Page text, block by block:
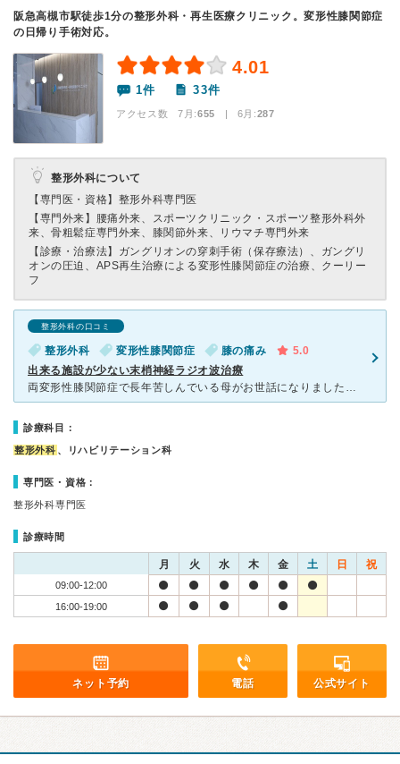
阪急高槻市駅徒歩1分の整形外科・再生医療クリニック。変形性膝関節症
の日帰り手術対応。
4.01
1件 33件
アクセス数 7月:655 | 6月:287
整形外科について
【専門医・資格】 整形外科専門医
【専門外来】
腰痛外来、スポーツクリニック・スポーツ整形外科外
来、骨粗鬆症専門外来、膝関節外来、リウマチ専門外来
【診療・治療法】 ガングリオンの穿刺手術（保存療法）、ガングリ
オンの圧迫、APS再生治療による変形性膝関節症の治療、クーリー
フ
整形外科の口コミ
整形外科 変形性膝関節症 膝の痛み
5.0
出来る施設が少ない末梢神経ラジオ波治療
両変形性膝関節症で長年苦しんでいる母がお世話になりました。 先月5月にオープンした阪急高槻駅バスターミナルから徒歩2分ほどのクリニックで、内覧会で平田先生のお話を聞いて受診しました。 平田先生
診療科目：
整形外科 、リハビリテーション科
専門医・資格：
整形外科専門医
診療時間
月 火 水 木 金 土 日 祝
09:00-12:00
16:00-19:00
ネット予約 電話 公式サイト